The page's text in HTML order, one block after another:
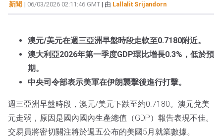
新聞 | 06/03/2026 02:11:46 GMT | 由 Lallalit Srijandorn
澳元/美元在週三亞洲早盤時段走軟至0.7180附近。
澳大利亞2026年第一季度GDP環比增長0.3%，低於預
期。
中央司令部表示美軍在伊朗襲擊後進行打擊。
週三亞洲早盤時段，澳元/美元下跌至約0.7180。澳元兌美
元走弱，原因是國內國內生產總值（GDP）報告表現不佳。
交易員將密切關注將於週五公布的美國5月就業數據。